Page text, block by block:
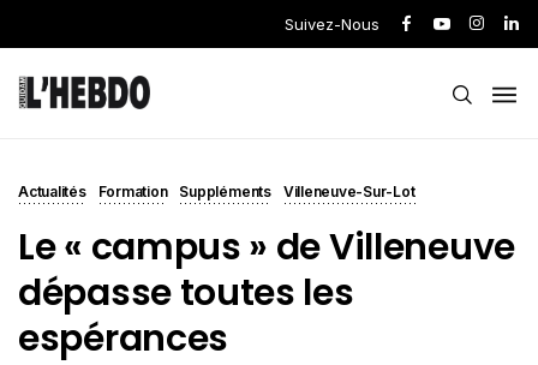
Suivez-Nous
Actualités Formation Suppléments Villeneuve-Sur-Lot
Le « campus » de Villeneuve
dépasse toutes les
espérances